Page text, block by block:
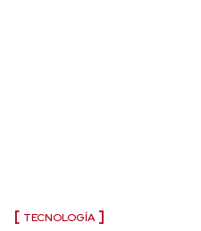
TECNOLOGÍA